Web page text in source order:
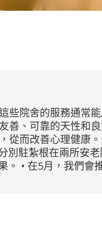
些院舍的服務通常
善、可靠的天性和
從而改善心理健康
駐紮根在兩所安
• 在5月，我們